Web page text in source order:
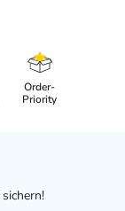
Order-
Priority
sichern!